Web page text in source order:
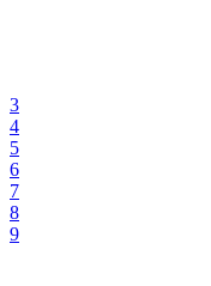
3
4
5
6
7
8
9